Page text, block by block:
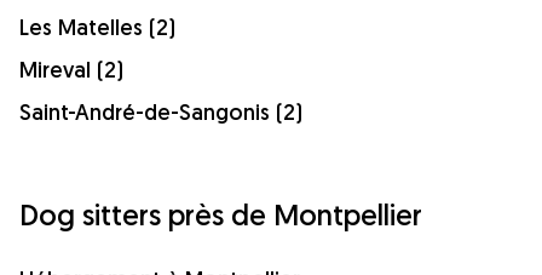
Les Matelles (2)
Mireval (2)
Saint-André-de-Sangonis (2)
Dog sitters près de Montpellier